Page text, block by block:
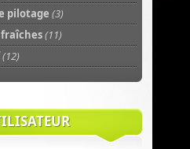
pilotage (3)
(11)
(12)